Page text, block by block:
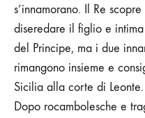
s’innamorano. Il Re
diseredare il figlio e
del Principe, ma i due
rimangono insieme e
Sicilia alla corte di Leonte.
Dopo rocambolesche e